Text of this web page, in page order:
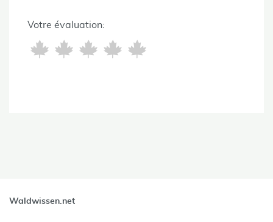
Votre évaluation:
Waldwissen.net